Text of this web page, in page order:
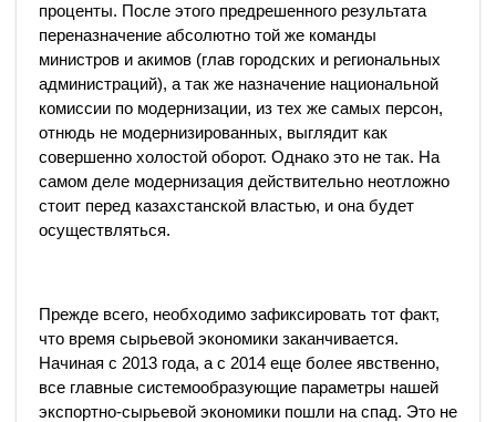
проценты. После этого предрешенного результата
переназначение абсолютно той же команды
министров и акимов (глав городских и региональных
администраций), а так же назначение национальной
комиссии по модернизации, из тех же самых персон,
отнюдь не модернизированных, выглядит как
совершенно холостой оборот. Однако это не так. На
самом деле модернизация действительно неотложно
стоит перед казахстанской властью, и она будет
осуществляться.
Прежде всего, необходимо зафиксировать тот факт,
что время сырьевой экономики заканчивается.
Начиная с 2013 года, а с 2014 еще более явственно,
все главные системообразующие параметры нашей
экспортно-сырьевой экономики пошли на спад. Это не